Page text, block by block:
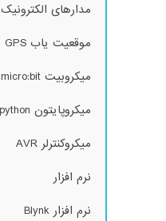
مدارهای الکترونیک
موقعیت یاب GPS
میکروبیت micro:bit
میکروپایتون Micropython
میکروکنترلر AVR
نرم افزار
نرم افزار Blynk